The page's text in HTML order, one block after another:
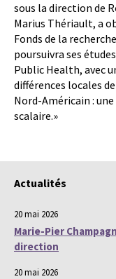
sous la direction de
Marius Thériault, a
Fonds de la
poursuivra ses
Public Health, avec
différences locales
Nord-Américain :
scalaire.»
Actualités
20 mai 2026
Marie-Pier
direction
20 mai 2026